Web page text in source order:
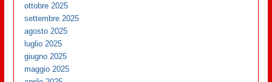
ottobre 2025
settembre 2025
agosto 2025
luglio 2025
giugno 2025
maggio 2025